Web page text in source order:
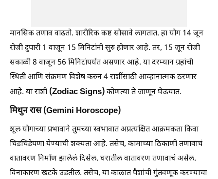
मानसिक तणाव वाढतो. शारीरिक कष्ट सोसावे लागतात. हा योग 14 जून
रोजी दुपारी 1 वाजून 15 मिनिटांनी सुरु होणार आहे. तर, 15 जून रोजी
सकाळी 8 वाजून 56 मिनिटांपर्यंत असणार आहे. या दरम्यान ग्रहांची
स्थिती आणि संक्रमण विशेष करुन 4 राशींसाठी आव्हानात्मक ठरणार
आहे. या राशी (Zodiac Signs)कोणत्या ते जाणून घेऊयात.
मिथुन रास (Gemini Horoscope)
शूल योगाच्या प्रभावाने तुमच्या स्वभावात अप्रत्यक्षित आक्रमकता किंवा
चिडचिडेपणा येण्याची शक्यता आहे. तसेच, कामाच्या ठिकाणी तणावाचं
वातावरण निर्माण झालेलं दिसेल. घरातील वातावरण तणावाचं असेल.
विनाकारण खटके उडतील. तसेच, या काळात पैशांची गुंतवणूक करण्याचा